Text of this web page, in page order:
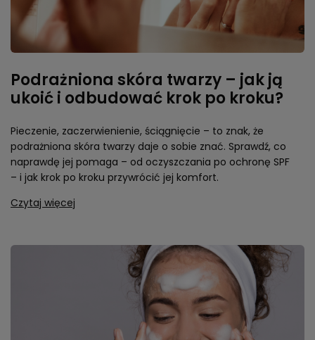
Podrażniona skóra twarzy – jak ją
ukoić i odbudować krok po kroku?
Pieczenie, zaczerwienienie, ściągnięcie – to znak, że
podrażniona skóra twarzy daje o sobie znać. Sprawdź, co
naprawdę jej pomaga – od oczyszczania po ochronę SPF
– i jak krok po kroku przywrócić jej komfort.
Czytaj więcej